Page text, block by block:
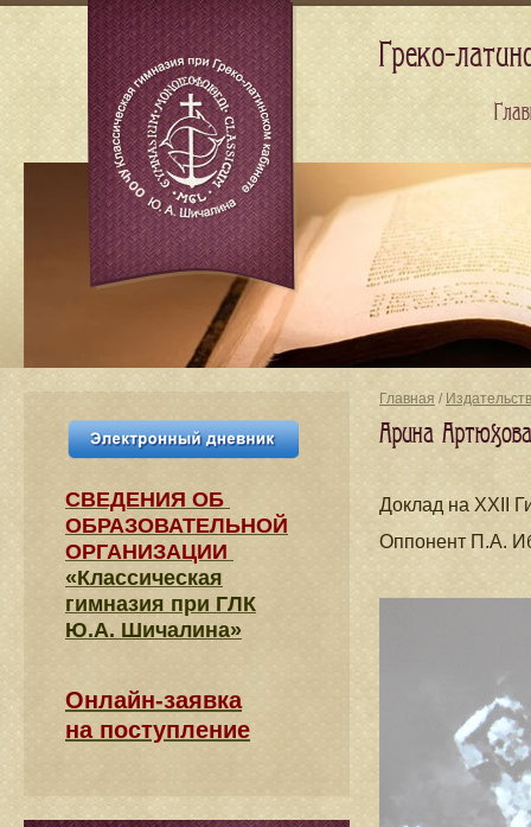
Главная /
Арина
Доклад на XXII
Оппонент П.А.
СВЕДЕНИЯ​ ОБ
ОБРАЗОВАТЕЛЬНОЙ
ОРГАНИЗАЦИИ
«Классическая
гимназия при ГЛК
Ю.А. Шичалина»
Онлайн-заявка
на поступление
Греко-